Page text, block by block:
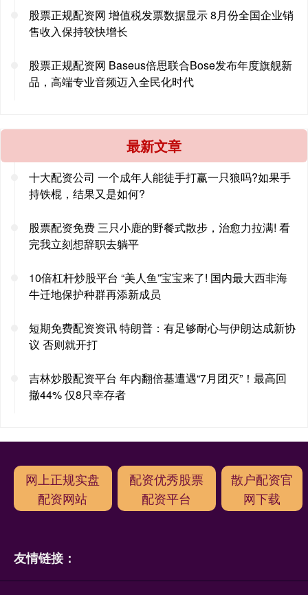
股票正规配资网 增值税发票数据显示 8月份全国企业销
售收入保持较快增长
股票正规配资网 Baseus倍思联合Bose发布年度旗舰新
品，高端专业音频迈入全民化时代
最新文章
十大配资公司 一个成年人能徒手打赢一只狼吗?如果手
持铁棍，结果又是如何?
股票配资免费 三只小鹿的野餐式散步，治愈力拉满! 看
完我立刻想辞职去躺平
10倍杠杆炒股平台 “美人鱼”宝宝来了! 国内最大西非海
牛迁地保护种群再添新成员
短期免费配资资讯 特朗普：有足够耐心与伊朗达成新协
议 否则就开打
吉林炒股配资平台 年内翻倍基遭遇“7月团灭”！最高回
撤44% 仅8只幸存者
网上正规实盘
配资网站
配资优秀股票
配资平台
散户配资官
网下载
友情链接：